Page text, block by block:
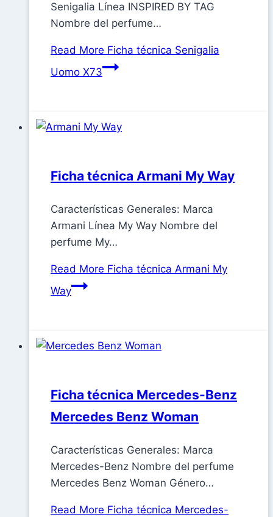
Senigalia Línea INSPIRED BY TAG
Nombre del perfume…
Read More Ficha técnica Senigalia
Uomo X73
Ficha técnica Armani My Way
Características Generales: Marca
Armani Línea My Way Nombre del
perfume My…
Read More Ficha técnica Armani My
Way
Ficha técnica Mercedes-Benz
Mercedes Benz Woman
Características Generales: Marca
Mercedes-Benz Nombre del perfume
Mercedes Benz Woman Género…
Read More Ficha técnica Mercedes-